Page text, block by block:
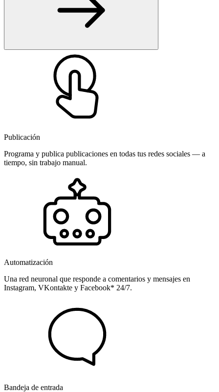
Publicación
Programa y publica publicaciones en todas tus redes sociales — a
tiempo, sin trabajo manual.
Automatización
Una red neuronal que responde a comentarios y mensajes en
Instagram, VKontakte y Facebook* 24/7.
Bandeja de entrada